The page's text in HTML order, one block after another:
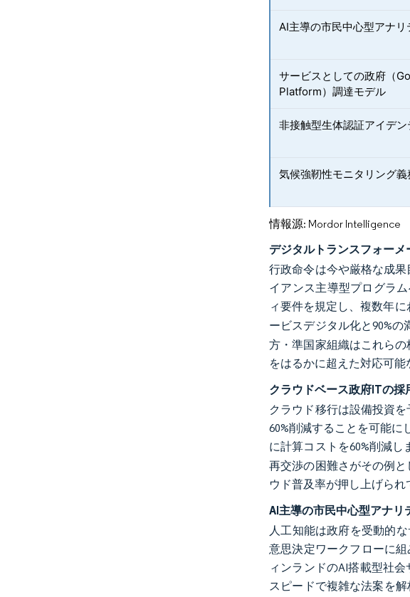
AI主導の市民中心型アナリ
サービスとしての政府（
Platform）調達モデル
非接触型生体認証アイデ
気候強靭性モニタリング義
情報源: Mordor Intelligence
デジタルトランスフォー
行政命令は今や厳格な成
イアンス主導型プログラ
ィ要件を規定し、複数年
ービスデジタル化と90%
方・準国家組織はこれら
をはるかに超えた対応可能
クラウドベース政府ITの採
クラウド移行は設備投資
60%削減することを可能
に計算コストを60%削減し
再交渉の困難さがその例
ウド普及率が押し上げられ
AI主導の市民中心型アナリ
人工知能は政府を受動的
意思決定ワークフローに
ィンランドのAI搭載型社
スピードで複雑な法案を